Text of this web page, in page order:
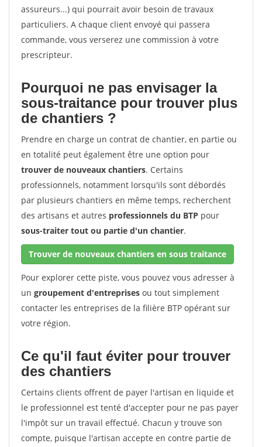
assureurs...) qui pourrait avoir besoin de travaux
particuliers. A chaque client envoyé qui passera
commande, vous verserez une commission à votre
prescripteur.
Pourquoi ne pas envisager la
sous-traitance pour trouver plus
de chantiers ?
Prendre en charge un contrat de chantier, en partie ou
en totalité peut également être une option pour
trouver de nouveaux chantiers. Certains
professionnels, notamment lorsqu'ils sont débordés
par plusieurs chantiers en même temps, recherchent
des artisans et autres professionnels du BTP pour
sous-traiter tout ou partie d'un chantier.
Trouver de nouveaux chantiers en sous traitance
Pour explorer cette piste, vous pouvez vous adresser à
un groupement d'entreprises ou tout simplement
contacter les entreprises de la filière BTP opérant sur
votre région.
Ce qu'il faut éviter pour trouver
des chantiers
Certains clients offrent de payer l'artisan en liquide et
le professionnel est tenté d'accepter pour ne pas payer
l'impôt sur un travail effectué. Chacun y trouve son
compte, puisque l'artisan accepte en contre partie de